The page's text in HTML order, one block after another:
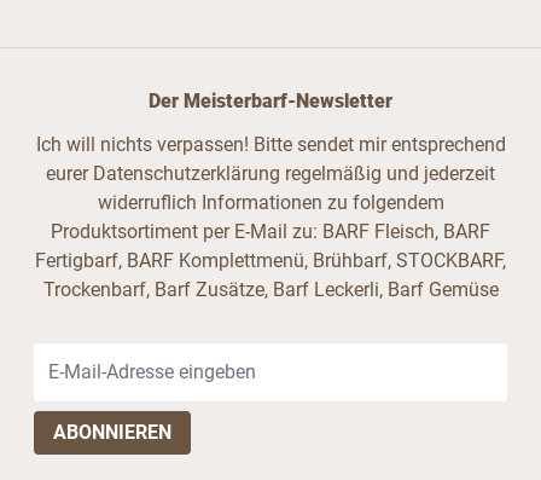
Der Meisterbarf-Newsletter
Ich will nichts verpassen! Bitte sendet mir entsprechend
eurer Datenschutzerklärung regelmäßig und jederzeit
widerruflich Informationen zu folgendem
Produktsortiment per E-Mail zu: BARF Fleisch, BARF
Fertigbarf, BARF Komplettmenü, Brühbarf, STOCKBARF,
Trockenbarf, Barf Zusätze, Barf Leckerli, Barf Gemüse